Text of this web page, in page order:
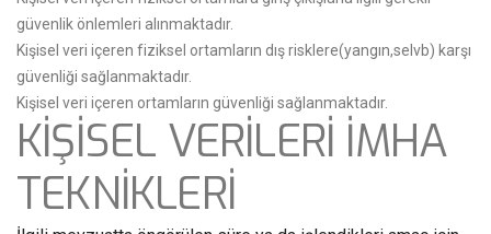
güvenlik önlemleri alınmaktadır.
Kişisel veri içeren fiziksel ortamların dış risklere(yangın,selvb) karşı
güvenliği sağlanmaktadır.
Kişisel veri içeren ortamların güvenliği sağlanmaktadır.
KİŞİSEL VERİLERİ İMHA
TEKNİKLERİ